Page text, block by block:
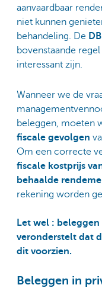
aanvaardbaar
niet kunnen
behandeling. De
bovenstaande
interessant zijn.
Wanneer we de
beleggen, moeten
fiscale gevolgen
Om een correcte
fiscale kostprijs
behaalde
rekening worden
Let wel :
veronderstelt dat
dit voorzien.
Beleggen in